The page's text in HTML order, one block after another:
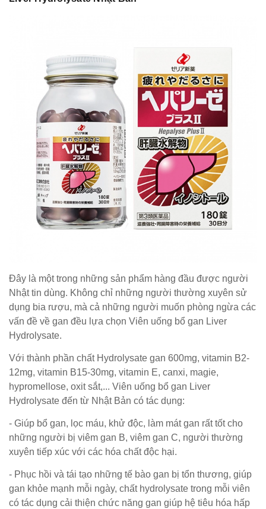
Đây là một trong những sản phẩm hàng đầu được người
Nhật tin dùng. Không chỉ những người thường xuyên sử
dụng bia rượu, mà cả những người muốn phòng ngừa các
vấn đề về gan đều lựa chọn Viên uống bổ gan Liver
Hydrolysate.
Với thành phần chất Hydrolysate gan 600mg, vitamin B2-
12mg, vitamin B15-30mg, vitamin E, canxi, magie,
hypromellose, oxit sắt,... Viên uống bổ gan Liver
Hydrolysate đến từ Nhật Bản có tác dụng:
- Giúp bổ gan, lọc máu, khử độc, làm mát gan rất tốt cho
những người bị viêm gan B, viêm gan C, người thường
xuyên tiếp xúc với các hóa chất độc hại.
- Phục hồi và tái tạo những tế bào gan bị tổn thương, giúp
gan khỏe mạnh mỗi ngày, chất hydrolysate trong mỗi viên
có tác dụng cải thiện chức năng gan giúp hệ tiêu hóa hấp